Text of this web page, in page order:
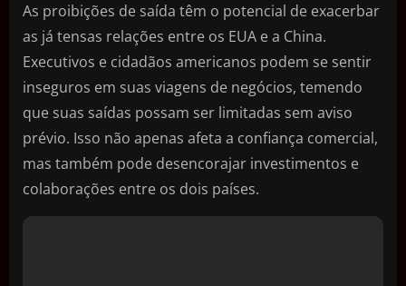
As proibições de saída têm o potencial de exacerbar
as já tensas relações entre os EUA e a China.
Executivos e cidadãos americanos podem se sentir
inseguros em suas viagens de negócios, temendo
que suas saídas possam ser limitadas sem aviso
prévio. Isso não apenas afeta a confiança comercial,
mas também pode desencorajar investimentos e
colaborações entre os dois países.